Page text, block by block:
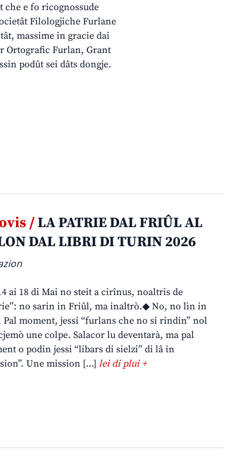
e fo ricognossude
Filologjiche Furlane
massime in gracie dai
Ortografic Furlan, Grant
podût sei dâts dongje.
/LA PATRIE DAL FRIÛL AL
DAL LIBRI DI TURIN 2026
ai 18 di Mai no steit a cirînus, noaltris de
no sarin in Friûl, ma inaltrò.◆ No, no lìn in
Pal moment, jessi “furlans che no si rindin” nol
une colpe. Salacor lu deventarà, ma pal
o podin jessi “libars di sielzi” di lâ in
Une mission […]lei di plui +